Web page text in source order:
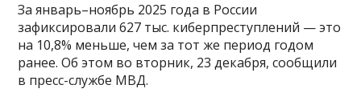
За январь–ноябрь 2025 года в России
зафиксировали 627 тыс. киберпреступлений — это
на 10,8% меньше, чем за тот же период годом
ранее. Об этом во вторник, 23 декабря, сообщили
в пресс-службе МВД.